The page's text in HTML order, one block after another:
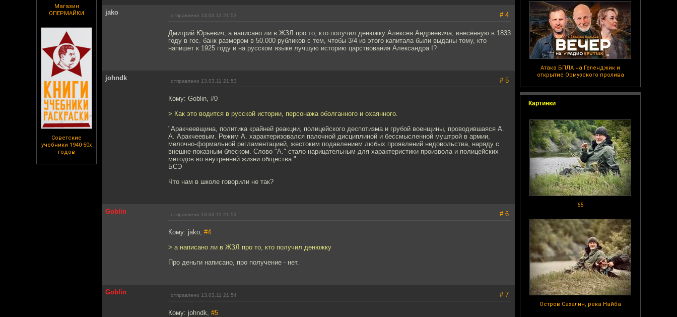
Магазин
ОПЕРМАЙКИ
Советские
учебники 1940-50х
годов
Атака БПЛА на Геленджик и
открытие Ормузского пролива
Картинки
65
Остров Сахалин, река Найба
jako отправлено 13.03.11 21:53 # 4
Дмитрий Юрьевич, а написано ли в ЖЗЛ про то, кто получил денюжку Алексея Андреевича, внесённую в 1833
году в гос. банк размером в 50.000 рубликов с тем, чтобы 3/4 из этого капитала были выданы тому, кто
напишет к 1925 году и на русском языке лучшую историю царствования Александра I?
johndk отправлено 13.03.11 21:53 # 5
Кому: Goblin, #0
> Как это водится в русской истории, персонажа оболганного и охаянного.
"Аракчеевщина, политика крайней реакции, полицейского деспотизма и грубой военщины, проводившаяся А.
А. Аракчеевым. Режим А. характеризовался палочной дисциплиной и бессмысленной муштрой в армии,
мелочно-формальной регламентацией, жестоким подавлением любых проявлений недовольства, наряду с
внешне-показным блеском. Слово "А." стало нарицательным для характеристики произвола и полицейских
методов во внутренней жизни общества."
БСЭ
Что нам в школе говорили не так?
Goblin отправлено 13.03.11 21:53 # 6
Кому: jako, #4
> а написано ли в ЖЗЛ про то, кто получил денюжку
Про деньги написано, про получение - нет.
Goblin отправлено 13.03.11 21:54 # 7
Кому: johndk, #5